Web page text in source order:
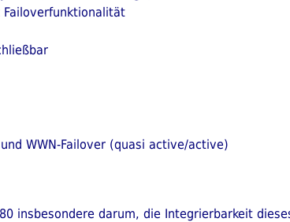
Failoverfunktionalität
WWN-Failover (quasi active/active)
insbesondere darum, die Integrierbarkeit